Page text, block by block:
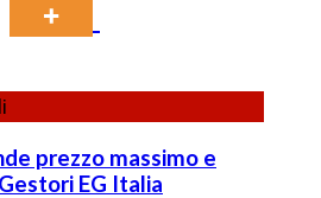
prezzo massimo e
EG Italia